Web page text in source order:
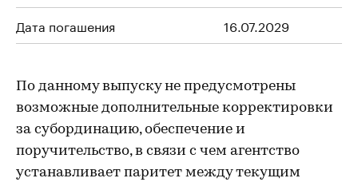
Дата погашения
16.07.2029
По данному выпуску не предусмотрены
возможные дополнительные корректировки
за субординацию, обеспечение и
поручительство, в связи с чем агентство
устанавливает паритет между текущим